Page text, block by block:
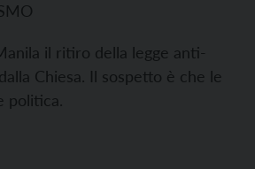
il ritiro della legge anti-
Chiesa. Il sospetto è che le
politica.